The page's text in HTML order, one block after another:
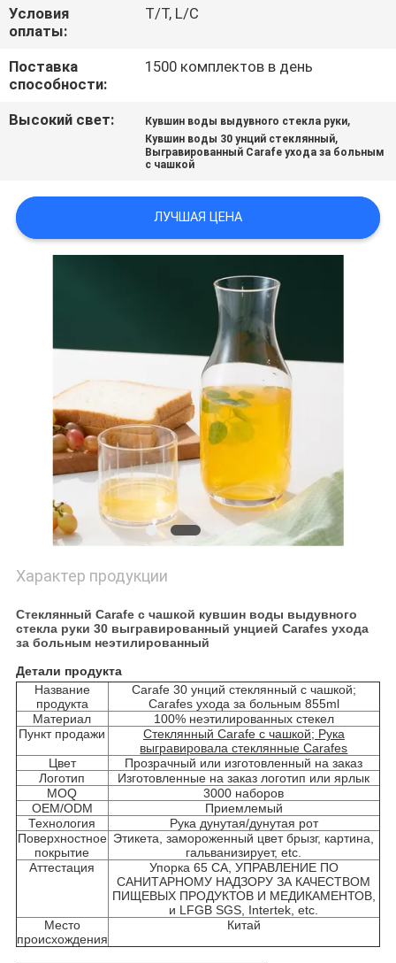
КАРТА
САЙТА
PRIVACY
Условия
оплаты:
T/T, L/C
Поставка
способности:
1500 комплектов в день
Высокий свет: Кувшин воды выдувного стекла руки,
Кувшин воды 30 унций стеклянный,
Выгравированный Carafe ухода за больным
с чашкой
ЛУЧШАЯ ЦЕНА
Характер продукции
Стеклянный Carafe с чашкой кувшин воды выдувного
стекла руки 30 выгравированный унцией Carafes ухода
за больным неэтилированный
Детали продукта
Название
продукта
Carafe 30 унций стеклянный с чашкой;
Carafes ухода за больным 855ml
Материал
100% неэтилированных стекел
Пункт продажи
Стеклянный Carafe с чашкой; Рука
выгравировала стеклянные Carafes
Цвет
Прозрачный или изготовленный на заказ
Логотип
Изготовленные на заказ логотип или ярлык
MOQ
3000 наборов
OEM/ODM
Приемлемый
Технология
Рука дунутая/дунутая рот
Поверхностное
покрытие
Этикета, замороженный цвет брызг, картина,
гальванизирует, etc.
Аттестация
Упорка 65 CA, УПРАВЛЕНИЕ ПО
САНИТАРНОМУ НАДЗОРУ ЗА КАЧЕСТВОМ
ПИЩЕВЫХ ПРОДУКТОВ И МЕДИКАМЕНТОВ,
и LFGB SGS, Intertek, etc.
Место
происхождения
Китай